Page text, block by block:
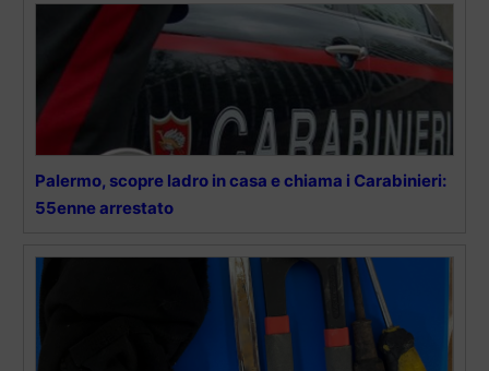
Palermo, scopre ladro in casa e chiama i Carabinieri:
55enne arrestato